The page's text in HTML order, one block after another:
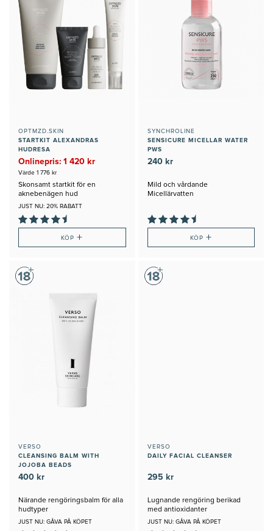
OPTMZD.SKIN
STARTKIT ALEXANDRAS
HUDRESA
Onlinepris: 1 420 kr
Värde 1 776 kr
Skonsamt startkit för en
aknebenägen hud
JUST NU: 20% RABATT
KÖP+
SYNCHROLINE
SENSICURE MICELLAR WATER
PWS
240 kr
Mild och vårdande
Micellärvatten
KÖP +
VERSO
CLEANSING BALM WITH
JOJOBA BEADS
400 kr
Närande rengöringsbalm för alla
hudtyper
JUST NU: GÅVA PÅ KÖPET
VERSO
DAILY FACIAL CLEANSER
295 kr
Lugnande rengöring berikad
med antioxidanter
JUST NU: GÅVA PÅ KÖPET